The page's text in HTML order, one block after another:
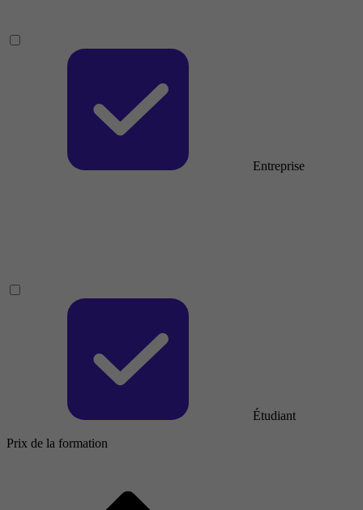
Entreprise
Étudiant
Prix de la formation